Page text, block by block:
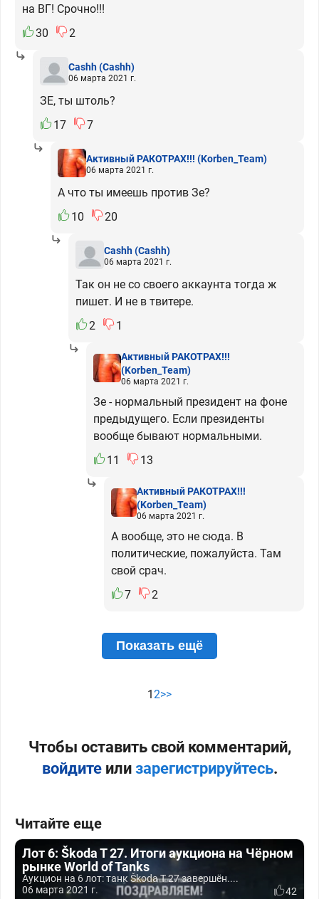
на ВГ! Срочно!!!
30
2
Cashh(Cashh)
06 марта 2021 г.
ЗЕ, ты штоль?
17
7
Активный РАКОТРАХ!!! (Korben_Team)
06 марта 2021 г.
А что ты имеешь против Зе?
10
20
Cashh(Cashh)
06 марта 2021 г.
Так он не со своего аккаунта тогда ж
пишет. И не в твитере.
2
1
Активный РАКОТРАХ!!!
(Korben_Team)
06 марта 2021 г.
Зе - нормальный президент на фоне
предыдущего. Если президенты
вообще бывают нормальными.
11
13
Активный РАКОТРАХ!!!
(Korben_Team)
06 марта 2021 г.
А вообще, это не сюда. В
политические, пожалуйста. Там
свой срач.
7
2
Показать ещё
12>>
Чтобы оставить свой комментарий,
войдитеили зарегистрируйтесь.
Читайте еще
Лот 6: Škoda T 27. Итоги аукциона на Чёрном
рынке World of Tanks
Аукцион на 6 лот: танк Škoda T 27 завершён....
06 марта 2021 г.
42